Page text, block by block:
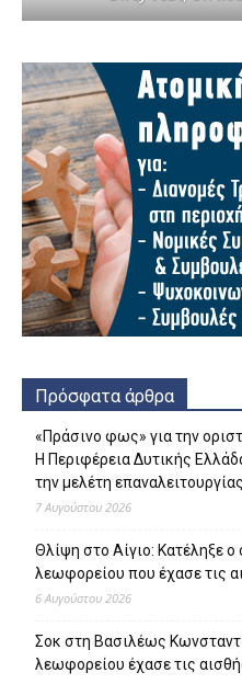
Πρόσφατα άρθρα
«Πράσινο φως» για την
Η Περιφέρεια Δυτικής
την μελέτη
7 Αυγούστου 2026
Θλίψη στο Αίγιο: Κατέληξε ο
λεωφορείου που έχασε τις
6 Αυγούστου 2026
Σοκ στη Βασιλέως
λεωφορείου έχασε τις